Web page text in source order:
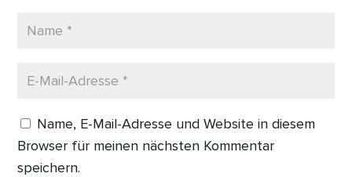
Name, E-Mail-Adresse und Website in diesem
Browser für meinen nächsten Kommentar
speichern.